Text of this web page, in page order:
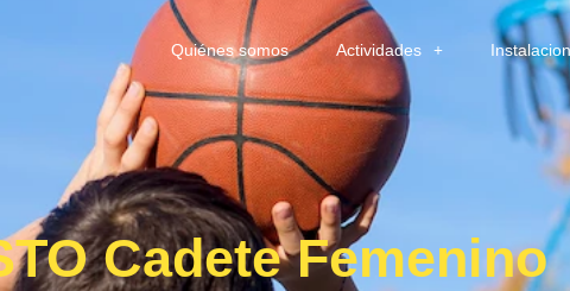
Quiénes somos Actividades
Cadete Femenino